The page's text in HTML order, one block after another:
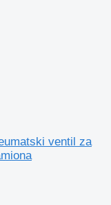
ventil za